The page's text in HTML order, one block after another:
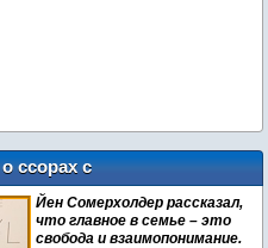
ссорах с
Йен Сомерхолдер рассказал,
что главное в семье – это
свобода и взаимопонимание.